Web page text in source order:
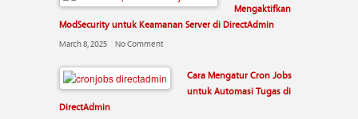
Mengaktifkan
ModSecurity untuk Keamanan Server di DirectAdmin
March 8, 2025 No Comment
Cara Mengatur Cron Jobs
untuk Automasi Tugas di
DirectAdmin